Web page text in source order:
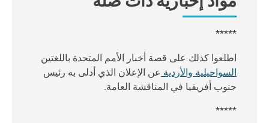
*****
اطلعوا كذلك على قصة أخبار الأمم المتحدة باللغتين
السواحيلية والأردية عن الإعلان الذي أدلى به رئيس
جنوب أفريقيا في المناقشة العامة.
*****